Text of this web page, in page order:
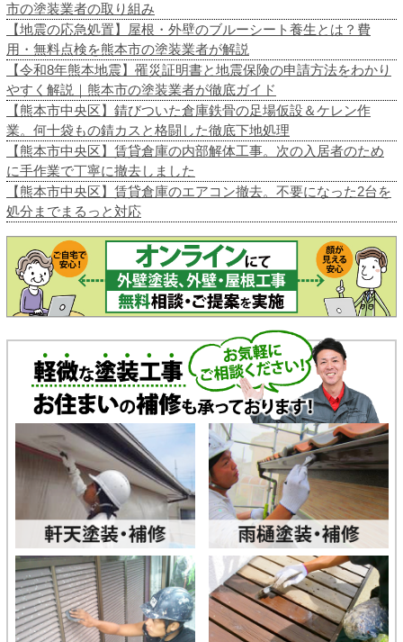
市の塗装業者の取り組み
【地震の応急処置】屋根・外壁のブルーシート養生とは？費
用・無料点検を熊本市の塗装業者が解説
【令和8年熊本地震】罹災証明書と地震保険の申請方法をわかり
やすく解説｜熊本市の塗装業者が徹底ガイド
【熊本市中央区】錆びついた倉庫鉄骨の足場仮設＆ケレン作
業。何十袋もの錆カスと格闘した徹底下地処理
【熊本市中央区】賃貸倉庫の内部解体工事。次の入居者のため
に手作業で丁寧に撤去しました
【熊本市中央区】賃貸倉庫のエアコン撤去。不要になった2台を
処分までまるっと対応